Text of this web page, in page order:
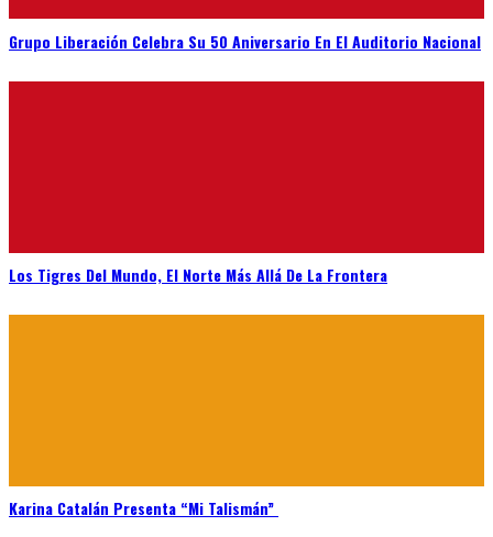
Grupo Liberación Celebra Su 50 Aniversario En El Auditorio Nacional
Los Tigres Del Mundo, El Norte Más Allá De La Frontera
Karina Catalán Presenta “Mi Talismán”